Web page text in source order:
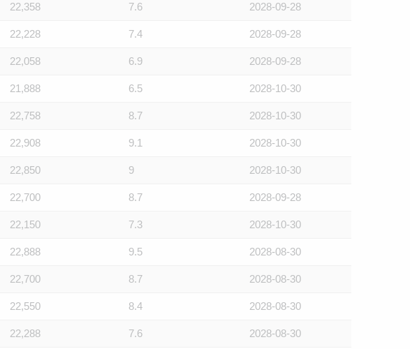
22,358 7.6 2028-09-28
22,228 7.4 2028-09-28
22,058 6.9 2028-09-28
21,888 6.5 2028-10-30
22,758 8.7 2028-10-30
22,908 9.1 2028-10-30
22,850 9 2028-10-30
22,700 8.7 2028-09-28
22,150 7.3 2028-10-30
22,888 9.5 2028-08-30
22,700 8.7 2028-08-30
22,550 8.4 2028-08-30
22,288 7.6 2028-08-30